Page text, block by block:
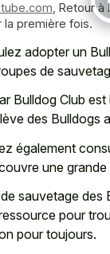
Retour à
la première fois.
adopter un
de
Bulldog Club
des Bulldogs
également
une
sauvetage des
pour
pour toujours.